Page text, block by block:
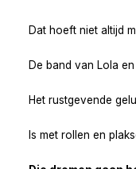
Dat hoeft niet altijd
De band van Lola
Het rustgevende
Is met rollen en